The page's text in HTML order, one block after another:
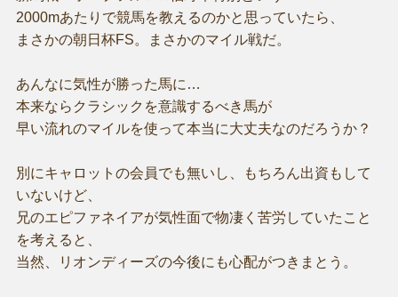
2000mあたりで競馬を教えるのかと思っていたら、
まさかの朝日杯FS。まさかのマイル戦だ。
あんなに気性が勝った馬に…
本来ならクラシックを意識するべき馬が
早い流れのマイルを使って本当に大丈夫なのだろうか？
別にキャロットの会員でも無いし、もちろん出資もして
いないけど、
兄のエピファネイアが気性面で物凄く苦労していたこと
を考えると、
当然、リオンディーズの今後にも心配がつきまとう。